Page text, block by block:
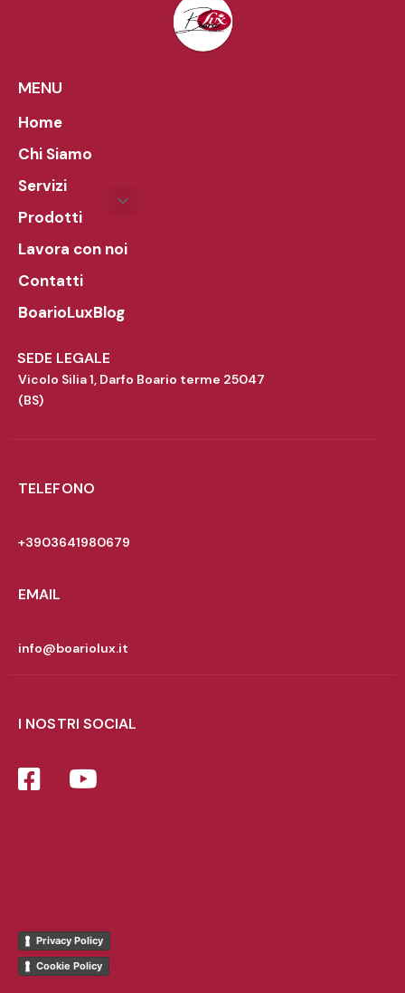
MENU
Home
Chi Siamo
Servizi
Prodotti
Lavora con noi
Contatti
BoarioLuxBlog
SEDE LEGALE
Vicolo Silia 1, Darfo Boario terme 25047
(BS)
TELEFONO
+3903641980679
EMAIL
info@boariolux.it
I NOSTRI SOCIAL
Privacy Policy
Cookie Policy